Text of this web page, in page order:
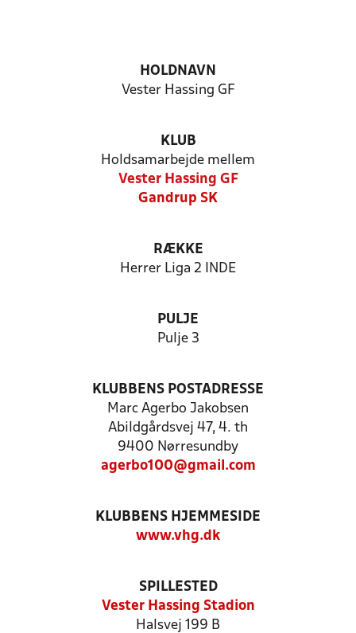
HOLDNAVN
Vester Hassing GF
KLUB
Holdsamarbejde mellem
Vester Hassing GF
Gandrup SK
RÆKKE
Herrer Liga 2 INDE
PULJE
Pulje 3
KLUBBENS POSTADRESSE
Marc Agerbo Jakobsen
Abildgårdsvej 47, 4. th
9400 Nørresundby
agerbo100@gmail.com
KLUBBENS HJEMMESIDE
www.vhg.dk
SPILLESTED
Vester Hassing Stadion
Halsvej 199 B